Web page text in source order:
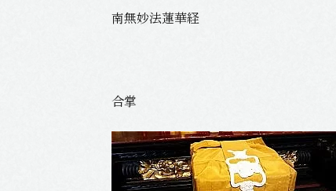
南無妙法蓮華経
合掌